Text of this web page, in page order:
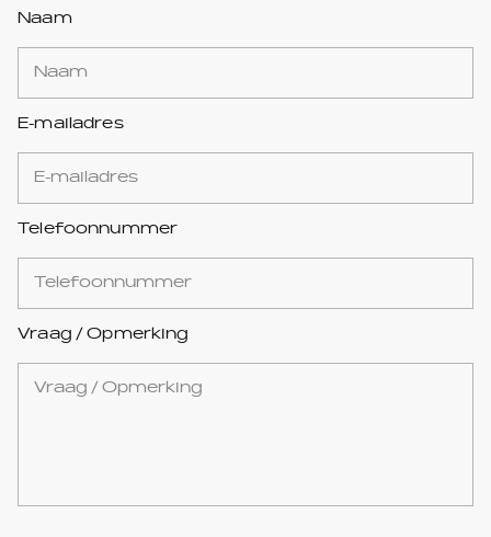
Naam
E-mailadres
Telefoonnummer
Vraag / Opmerking